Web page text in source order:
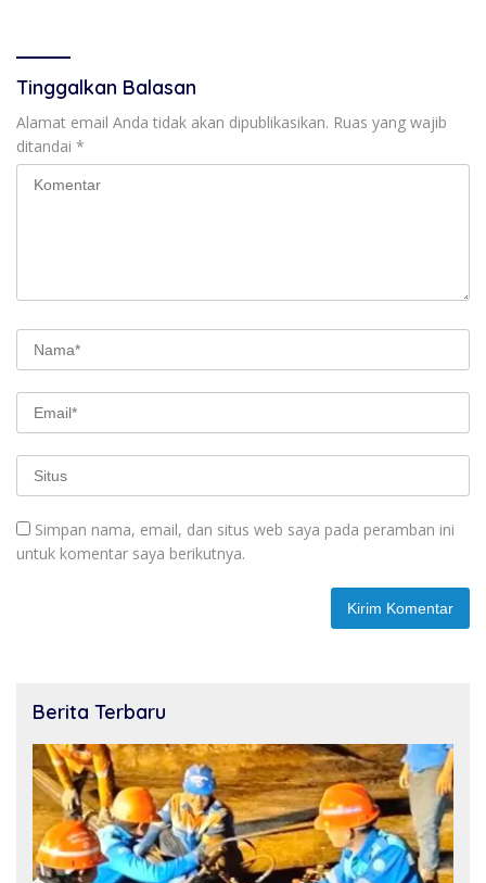
Tinggalkan Balasan
Alamat email Anda tidak akan dipublikasikan. Ruas yang wajib
ditandai *
Simpan nama, email, dan situs web saya pada peramban ini
untuk komentar saya berikutnya.
Berita Terbaru